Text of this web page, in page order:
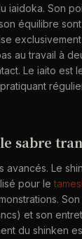
iaidoka. Son
équilibre
au travail à
Le iaito est
sabre
avancés. Le
pour le
et son
du shinken